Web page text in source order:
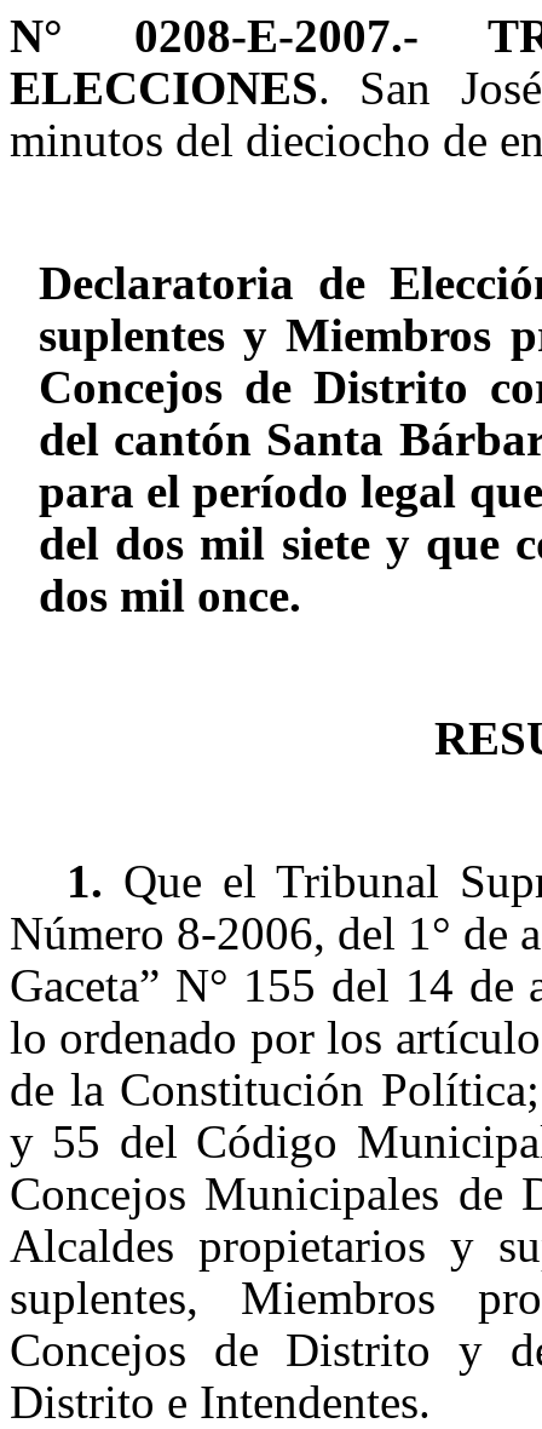
N° 0208-E-2007.-
ELECCIONES. San
minutos del dieciocho de
Declaratoria de
suplentes y Miembros
Concejos de Distrito
del cantón Santa
para el período legal
del dos mil siete y que
dos mil once.
1. Que el Tribunal
Número 8-2006, del 1° de
Gaceta” N° 155 del 14
lo ordenado por los
de la Constitución
y 55 del Código
Concejos Municipales de
Alcaldes propietarios y
suplentes, Miembros
Concejos de Distrito y
Distrito e Intendentes.